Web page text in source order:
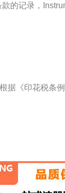
的记录，
据《印花税条
额费用：每份港